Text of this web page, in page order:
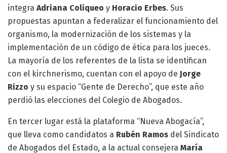
integra Adriana Coliqueo y Horacio Erbes. Sus
propuestas apuntan a federalizar el funcionamiento del
organismo, la modernización de los sistemas y la
implementación de un código de ética para los jueces.
La mayoría de los referentes de la lista se identifican
con el kirchnerismo, cuentan con el apoyo de Jorge
Rizzo y su espacio “Gente de Derecho”, que este año
perdió las elecciones del Colegio de Abogados.
En tercer lugar está la plataforma “Nueva Abogacía”,
que lleva como candidatos a Rubén Ramos del Sindicato
de Abogados del Estado, a la actual consejera María